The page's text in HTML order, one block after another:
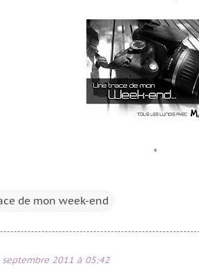
*
de mon week-end
septembre 2011 à 05:42